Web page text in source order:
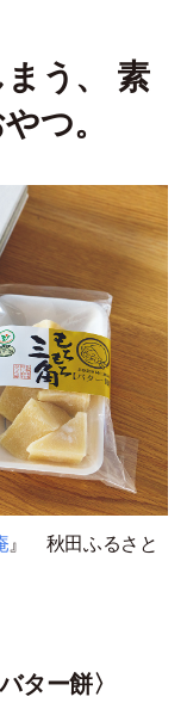
う、 素
つ。
』 秋田ふるさと
ター餅〉